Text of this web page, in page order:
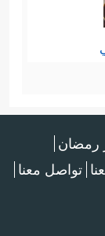
رمضان
تواصل معنا